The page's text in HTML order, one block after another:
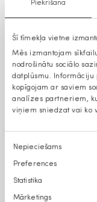
Piekrišana
Šī tīmekļa vietne
Mēs izmantojam
nodrošinātu sociālo
datplūsmu. Informāciju
kopīgojam ar saviem
analīzes partneriem,
viņiem sniedzat vai ko
Piekrišanas
izvēle
Nepieciešams
Preferences
Statistika
Mārketings